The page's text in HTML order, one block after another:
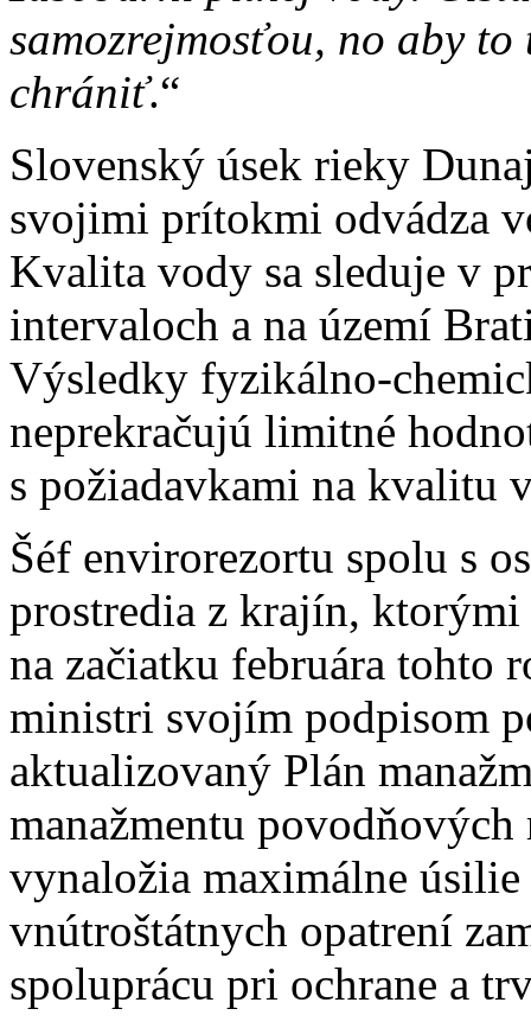
samozrejmosťou, no aby
chrániť.“
Slovenský úsek rieky
svojimi prítokmi odvádza
Kvalita vody sa sleduje v
intervaloch a na území
Výsledky fyzikálno-
neprekračujú limitné
s požiadavkami na kvalitu
Šéf envirorezortu spolu s
prostredia z krajín,
na začiatku februára tohto
ministri svojím podpisom
aktualizovaný Plán
manažmentu
vynaložia maximálne
vnútroštátnych opatrení
spoluprácu pri ochrane a